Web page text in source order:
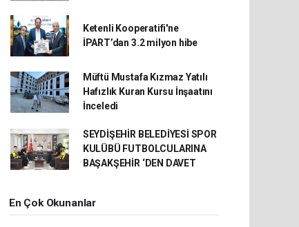
Ketenli Kooperatifi'ne
İPART’dan 3.2 milyon hibe
Müftü Mustafa Kızmaz Yatılı
Hafızlık Kuran Kursu İnşaatını
İnceledi
SEYDİŞEHİR BELEDİYESİ SPOR
KULÜBÜ FUTBOLCULARINA
BAŞAKŞEHİR ‘DEN DAVET
En Çok Okunanlar